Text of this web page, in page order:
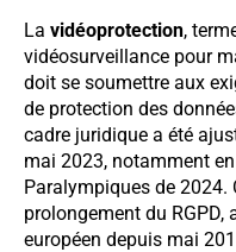
La vidéoprotection,
vidéosurveillance pour
doit se soumettre aux
de protection des
cadre juridique a été
mai 2023, notamment
Paralympiques de 2024.
prolongement du
européen depuis mai